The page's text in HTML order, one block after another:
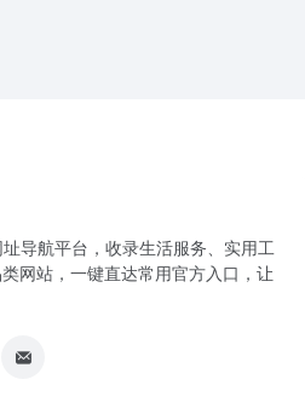
导航平台，收录生活服务、实用工
网站，一键直达常用官方入口，让